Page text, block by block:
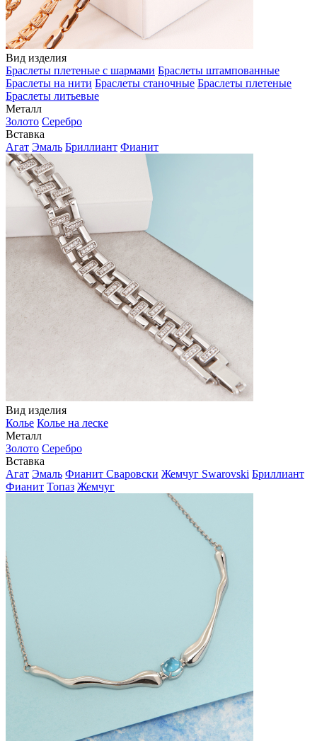
Вид изделия
Браслеты плетеные с шармами Браслеты штампованные
Браслеты на нити Браслеты станочные Браслеты плетеные
Браслеты литьевые
Металл
Золото Серебро
Вставка
Агат Эмаль Бриллиант Фианит
Вид изделия
Колье Колье на леске
Металл
Золото Серебро
Вставка
Агат Эмаль Фианит Сваровски Жемчуг Swarovski Бриллиант
Фианит Топаз Жемчуг